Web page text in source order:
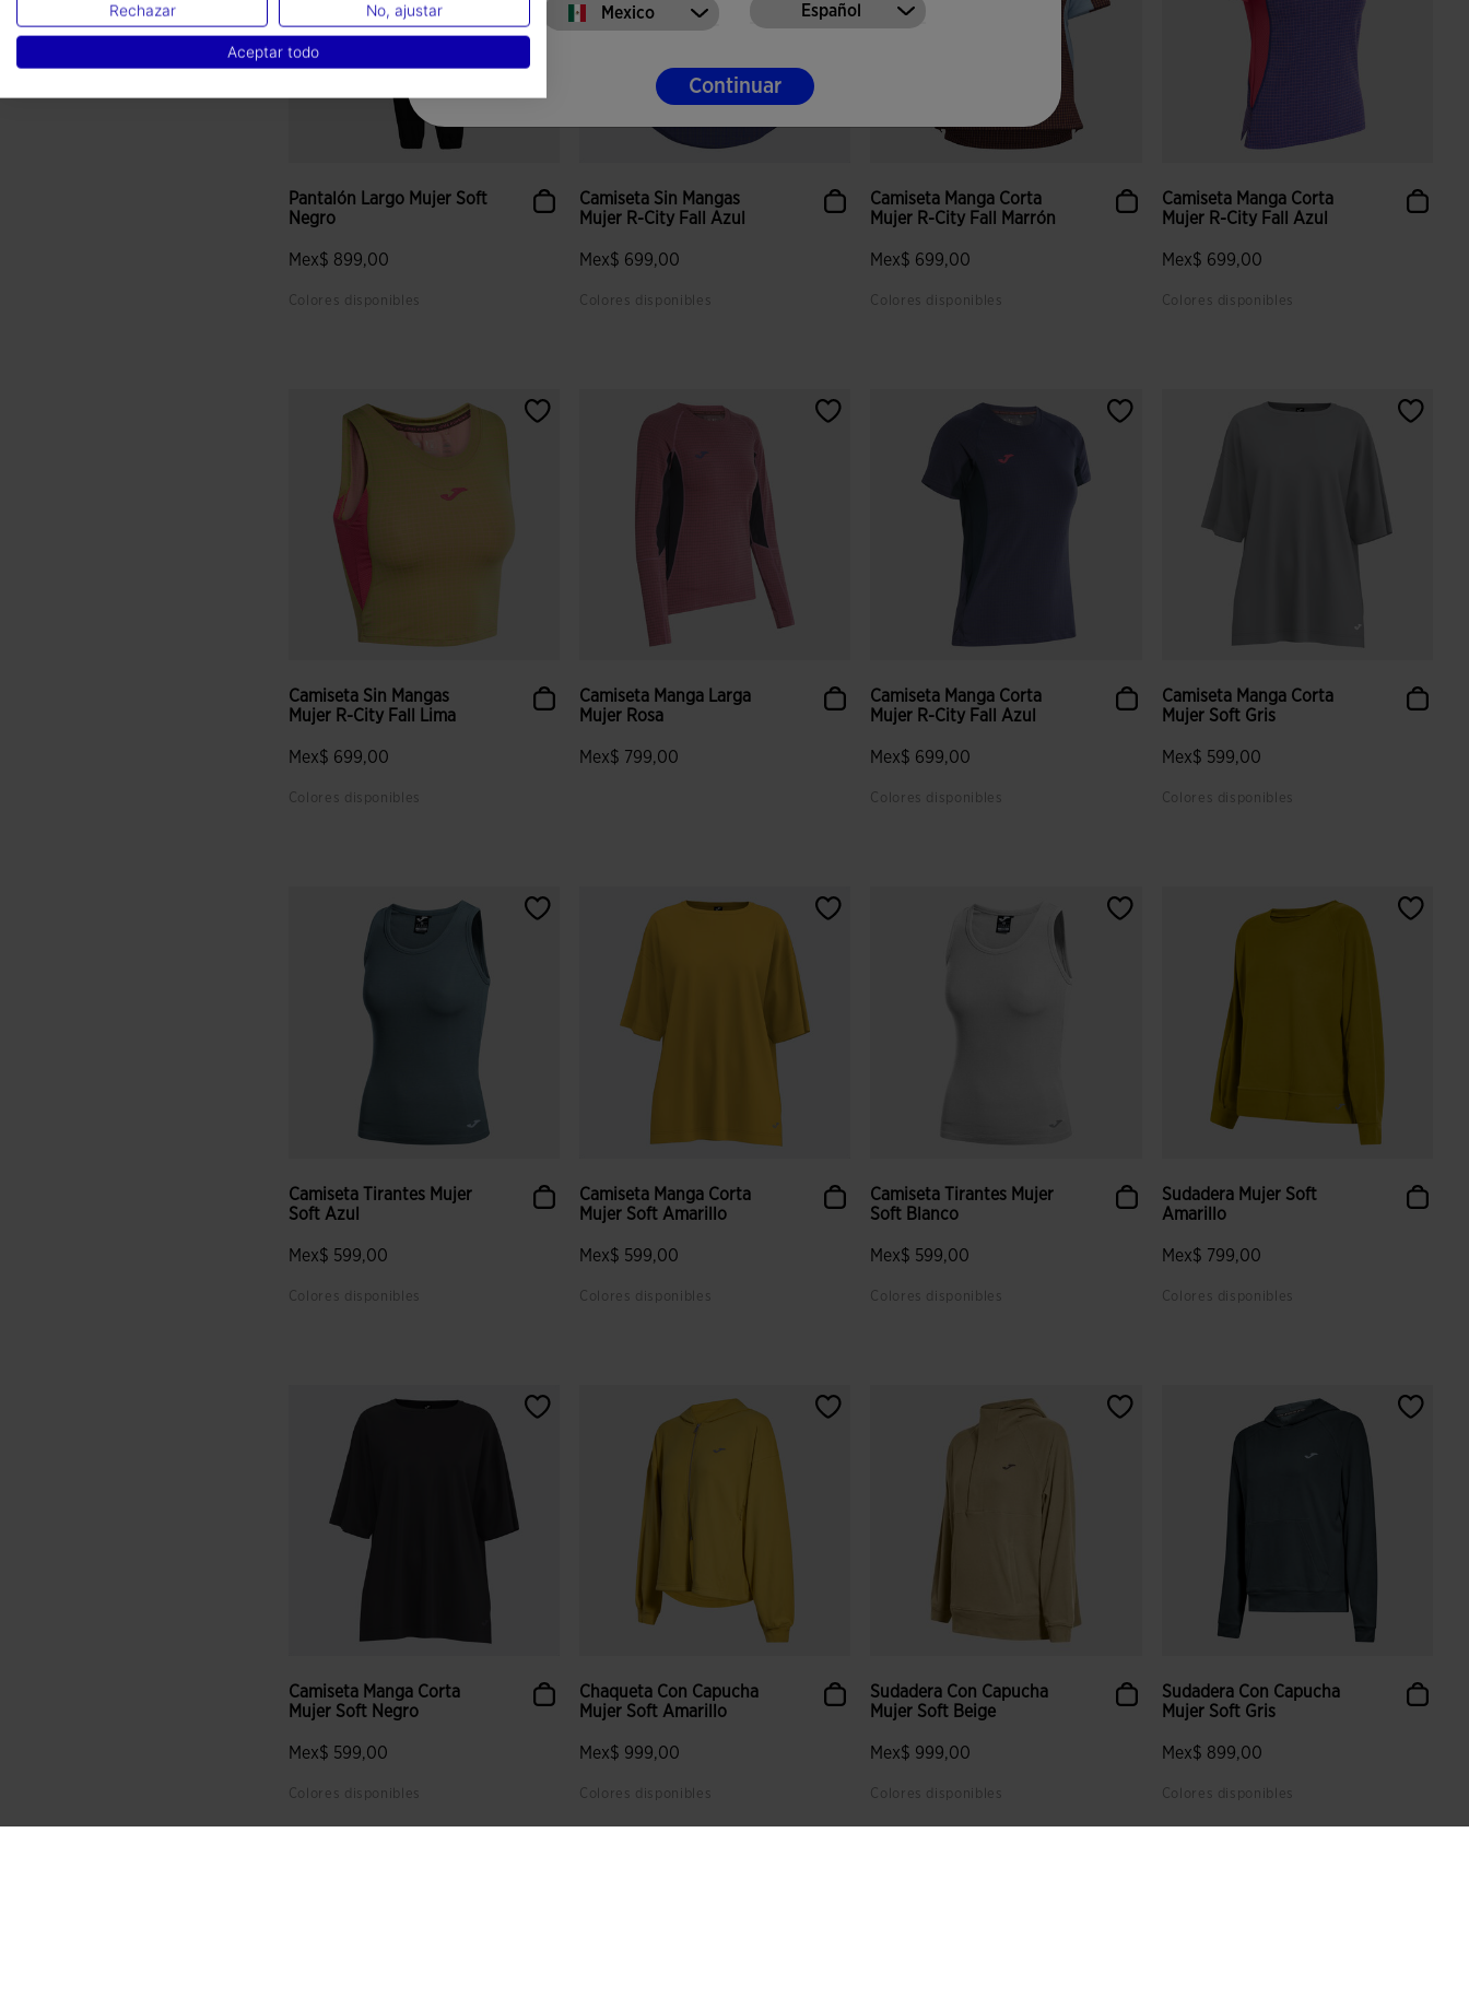
Pantalón Largo Mujer Soft
Negro
Mex$ 899,00
Colores disponibles
Camiseta Sin Mangas
Mujer R-City Fall Azul
Mex$ 699,00
Colores disponibles
Camiseta Manga Corta
Mujer R-City Fall Marrón
Mex$ 699,00
Colores disponibles
Camiseta Manga Corta
Mujer R-City Fall Azul
Mex$ 699,00
Colores disponibles
Camiseta Sin Mangas
Mujer R-City Fall Lima
Mex$ 699,00
Colores disponibles
Camiseta Manga Larga
Mujer Rosa
Mex$ 799,00
Camiseta Manga Corta
Mujer R-City Fall Azul
Mex$ 699,00
Colores disponibles
Camiseta Manga Corta
Mujer Soft Gris
Mex$ 599,00
Colores disponibles
Camiseta Tirantes Mujer
Soft Azul
Mex$ 599,00
Colores disponibles
Camiseta Manga Corta
Mujer Soft Amarillo
Mex$ 599,00
Colores disponibles
Camiseta Tirantes Mujer
Soft Blanco
Mex$ 599,00
Colores disponibles
Sudadera Mujer Soft
Amarillo
Mex$ 799,00
Colores disponibles
Camiseta Manga Corta
Mujer Soft Negro
Mex$ 599,00
Colores disponibles
Chaqueta Con Capucha
Mujer Soft Amarillo
Mex$ 999,00
Colores disponibles
Sudadera Con Capucha
Mujer Soft Beige
Mex$ 999,00
Colores disponibles
Sudadera Con Capucha
Mujer Soft Gris
Mex$ 899,00
Colores disponibles
Mexico Español
Continuar
Rechazar No, ajustar
Aceptar todo